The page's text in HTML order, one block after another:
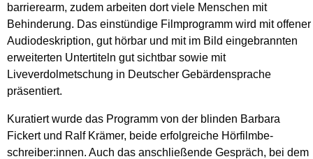
barrierearm, zudem arbeiten dort viele Menschen mit
Behinderung. Das einstündige Filmprogramm wird mit offener
Audiodeskription, gut hörbar und mit im Bild eingebrannten
erweiterten Untertiteln gut sichtbar sowie mit
Liveverdolmetschung in Deutscher Gebärdensprache
präsentiert.
Kuratiert wurde das Programm von der blinden Barbara
Fickert und Ralf Krämer, beide erfolgreiche Hörfilmbe­
schreiber:innen. Auch das anschließende Gespräch, bei dem